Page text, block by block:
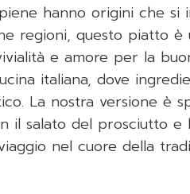
hanno origini che si
regioni, questo piatto
e amore per la
italiana, dove
La nostra versione è
il salato del prosciutto
nel cuore della